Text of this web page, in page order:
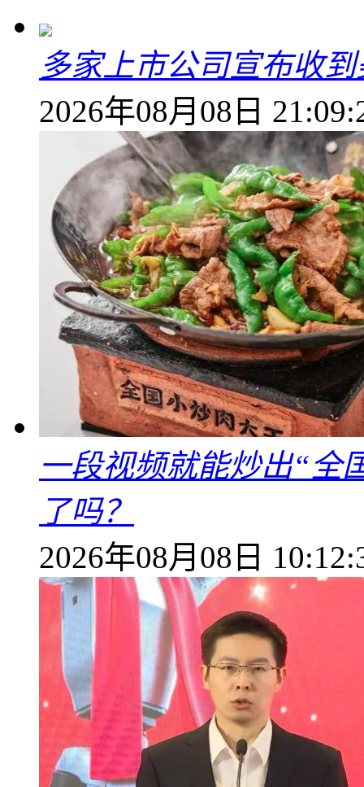
多家上市公司宣布收
2026年08月08日
一段视频就能炒出“全
了吗？
2026年08月08日